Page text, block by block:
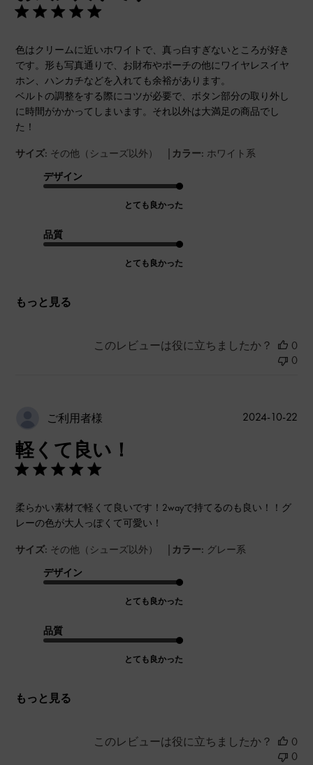
色はクリームに近いホワイトで、真っ白すぎないところが好き
です。形も写真通りで、お財布やポーチの他にワイヤレスイヤ
ホン、ハンカチなどを入れても余裕があります。
ベルトの調整をする際にコツが必要で、ボタン部分の取り外し
に時間がかかってしまいます。それ以外は大満足の商品でし
た！
サイズ: その他（シューズ以外） | カラー: ホワイト系
デザイン
とても良かった
品質
とても良かった
もっと見る
このレビューは役に立ちましたか？
0
0
ご利用者様
軽くて良い！
柔らかい素材で軽くて良いです！2wayで持てるのも良い！！グ
レーの色が大人っぽくて可愛い！
サイズ: その他（シューズ以外） | カラー: グレー系
デザイン
とても良かった
品質
とても良かった
もっと見る
公
2024-10-22
このレビューは役に立ちましたか？
0
0